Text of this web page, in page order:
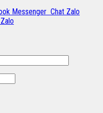
Messenger Chat Zalo
Zalo